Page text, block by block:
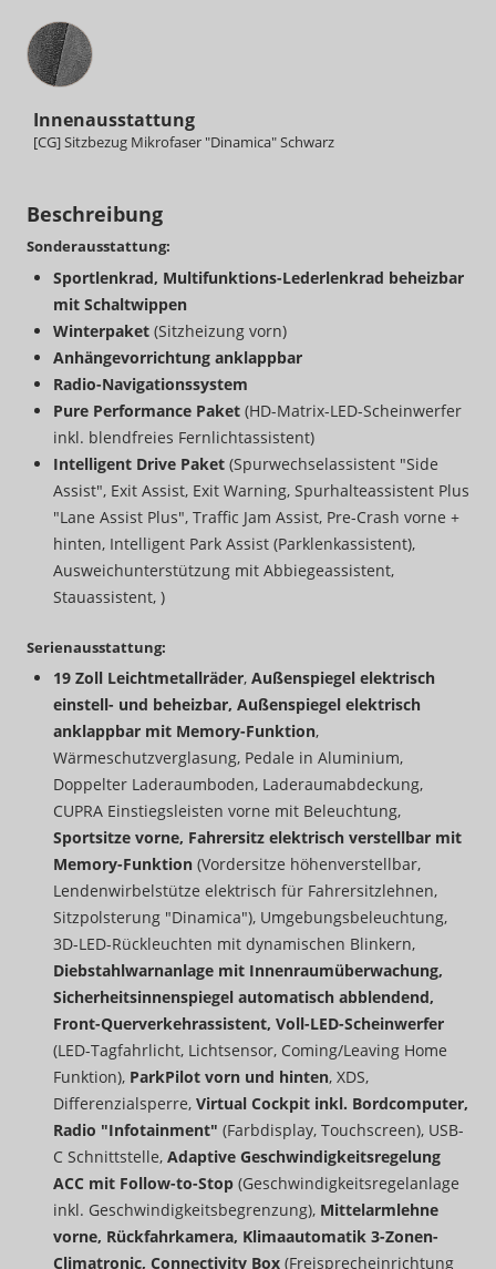
Innenausstattung
Innenausstattung
[CG] Sitzbezug Mikrofaser "Dinamica" Schwarz
Beschreibung
Sonderausstattung:
Sportlenkrad, Multifunktions-Lederlenkrad beheizbar
mit Schaltwippen
Winterpaket (Sitzheizung vorn)
Anhängevorrichtung anklappbar
Radio-Navigationssystem
Pure Performance Paket (HD-Matrix-LED-Scheinwerfer
inkl. blendfreies Fernlichtassistent)
Intelligent Drive Paket (Spurwechselassistent "Side
Assist", Exit Assist, Exit Warning, Spurhalteassistent Plus
"Lane Assist Plus", Traffic Jam Assist, Pre-Crash vorne +
hinten, Intelligent Park Assist (Parklenkassistent),
Ausweichunterstützung mit Abbiegeassistent,
Stauassistent, )
Serienausstattung:
19 Zoll Leichtmetallräder, Außenspiegel elektrisch
einstell- und beheizbar, Außenspiegel elektrisch
anklappbar mit Memory-Funktion,
Wärmeschutzverglasung, Pedale in Aluminium,
Doppelter Laderaumboden, Laderaumabdeckung,
CUPRA Einstiegsleisten vorne mit Beleuchtung,
Sportsitze vorne, Fahrersitz elektrisch verstellbar mit
Memory-Funktion (Vordersitze höhenverstellbar,
Lendenwirbelstütze elektrisch für Fahrersitzlehnen,
Sitzpolsterung "Dinamica"), Umgebungsbeleuchtung,
3D-LED-Rückleuchten mit dynamischen Blinkern,
Diebstahlwarnanlage mit Innenraumüberwachung,
Sicherheitsinnenspiegel automatisch abblendend,
Front-Querverkehrassistent, Voll-LED-Scheinwerfer
(LED-Tagfahrlicht, Lichtsensor, Coming/Leaving Home
Funktion), ParkPilot vorn und hinten, XDS,
Differenzialsperre, Virtual Cockpit inkl. Bordcomputer,
Radio "Infotainment" (Farbdisplay, Touchscreen), USB-
C Schnittstelle, Adaptive Geschwindigkeitsregelung
ACC mit Follow-to-Stop (Geschwindigkeitsregelanlage
inkl. Geschwindigkeitsbegrenzung), Mittelarmlehne
vorne, Rückfahrkamera, Klimaautomatik 3-Zonen-
Climatronic, Connectivity Box (Freisprecheinrichtung